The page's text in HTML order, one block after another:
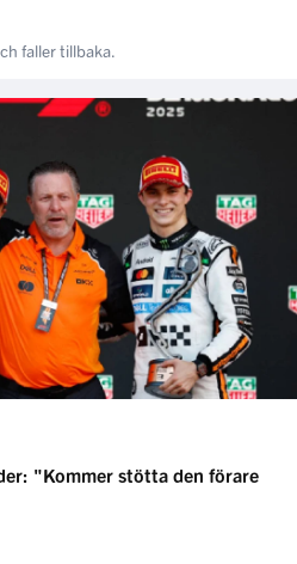
faller tillbaka.
"Kommer stötta den förare